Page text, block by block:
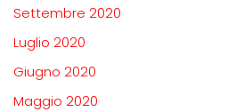
Settembre 2020
Luglio 2020
Giugno 2020
Maggio 2020